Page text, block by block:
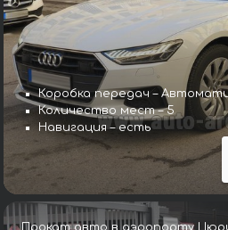
Коробка передач –
Количество мест – 5
Навигация – есть
Прокат авто в аэропорту